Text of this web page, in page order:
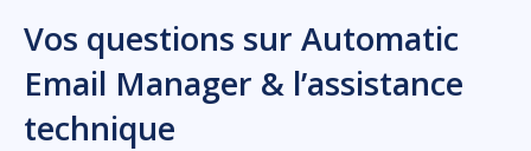
Vos questions sur Automatic
Email Manager & l’assistance
technique